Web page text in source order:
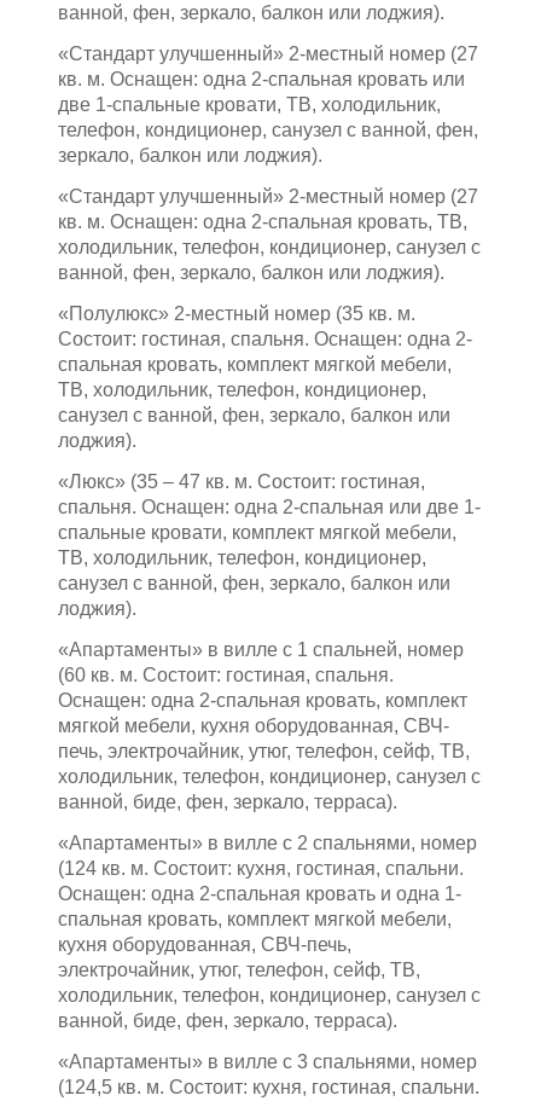
ванной, фен, зеркало, балкон или лоджия).
«Стандарт улучшенный» 2-местный номер (27
кв. м. Оснащен: одна 2-спальная кровать или
две 1-спальные кровати, ТВ, холодильник,
телефон, кондиционер, санузел с ванной, фен,
зеркало, балкон или лоджия).
«Стандарт улучшенный» 2-местный номер (27
кв. м. Оснащен: одна 2-спальная кровать, ТВ,
холодильник, телефон, кондиционер, санузел с
ванной, фен, зеркало, балкон или лоджия).
«Полулюкс» 2-местный номер (35 кв. м.
Состоит: гостиная, спальня. Оснащен: одна 2-
спальная кровать, комплект мягкой мебели,
ТВ, холодильник, телефон, кондиционер,
санузел с ванной, фен, зеркало, балкон или
лоджия).
«Люкс» (35 – 47 кв. м. Состоит: гостиная,
спальня. Оснащен: одна 2-спальная или две 1-
спальные кровати, комплект мягкой мебели,
ТВ, холодильник, телефон, кондиционер,
санузел с ванной, фен, зеркало, балкон или
лоджия).
«Апартаменты» в вилле с 1 спальней, номер
(60 кв. м. Состоит: гостиная, спальня.
Оснащен: одна 2-спальная кровать, комплект
мягкой мебели, кухня оборудованная, СВЧ-
печь, электрочайник, утюг, телефон, сейф, ТВ,
холодильник, телефон, кондиционер, санузел с
ванной, биде, фен, зеркало, терраса).
«Апартаменты» в вилле с 2 спальнями, номер
(124 кв. м. Состоит: кухня, гостиная, спальни.
Оснащен: одна 2-спальная кровать и одна 1-
спальная кровать, комплект мягкой мебели,
кухня оборудованная, СВЧ-печь,
электрочайник, утюг, телефон, сейф, ТВ,
холодильник, телефон, кондиционер, санузел с
ванной, биде, фен, зеркало, терраса).
«Апартаменты» в вилле с 3 спальнями, номер
(124,5 кв. м. Состоит: кухня, гостиная, спальни.